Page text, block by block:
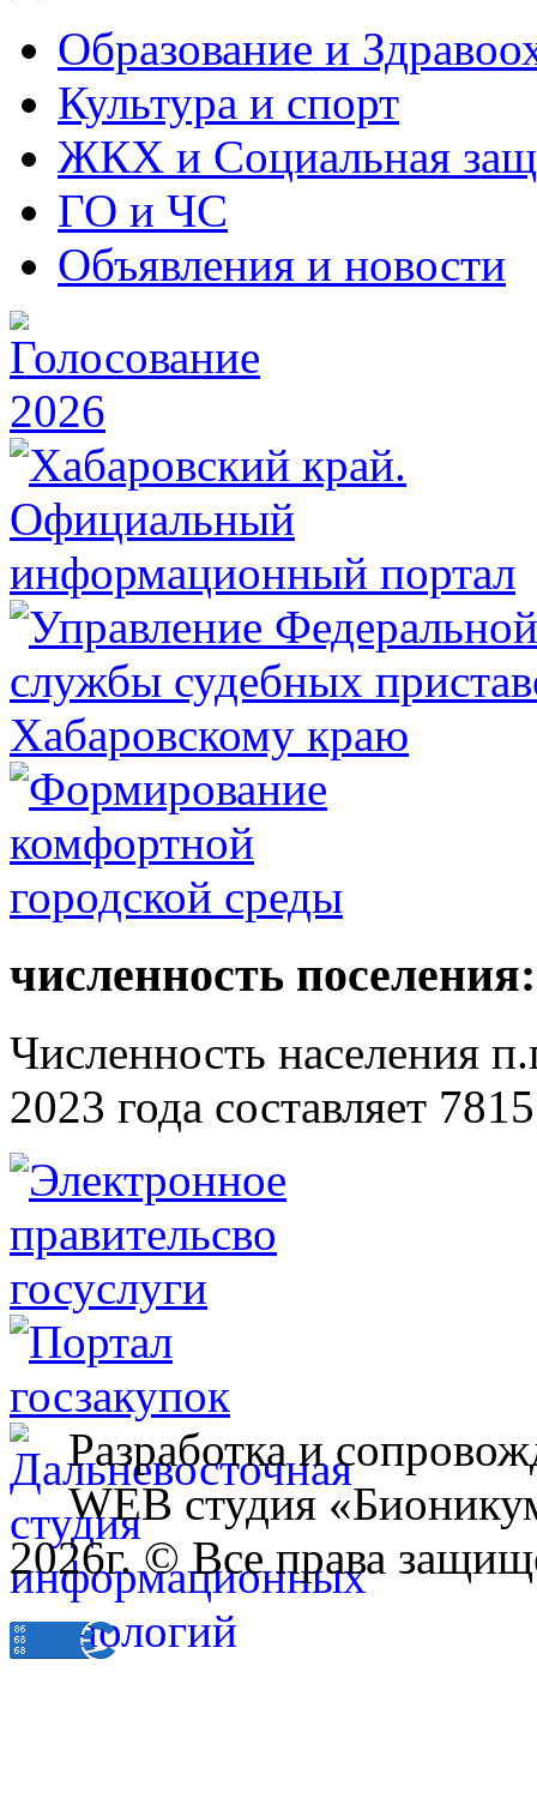
Образование и
Культура и спорт
ЖКХ и Социальная
ГО и ЧС
Объявления и новости
численность поселения:
Численность населения
2023 года составляет
Разработка и
WEB студия
2026г. © Все права